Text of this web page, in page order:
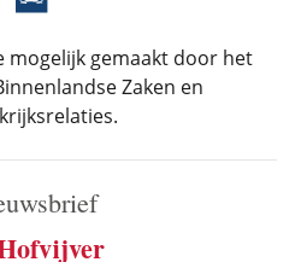
mogelijk gemaakt door het
Zaken en